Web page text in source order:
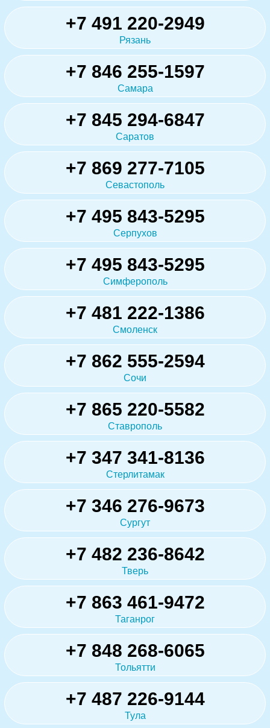
+7 491 220-2949
Рязань
+7 846 255-1597
Самара
+7 845 294-6847
Саратов
+7 869 277-7105
Севастополь
+7 495 843-5295
Серпухов
+7 495 843-5295
Симферополь
+7 481 222-1386
Смоленск
+7 862 555-2594
Сочи
+7 865 220-5582
Ставрополь
+7 347 341-8136
Стерлитамак
+7 346 276-9673
Сургут
+7 482 236-8642
Тверь
+7 863 461-9472
Таганрог
+7 848 268-6065
Тольятти
+7 487 226-9144
Тула